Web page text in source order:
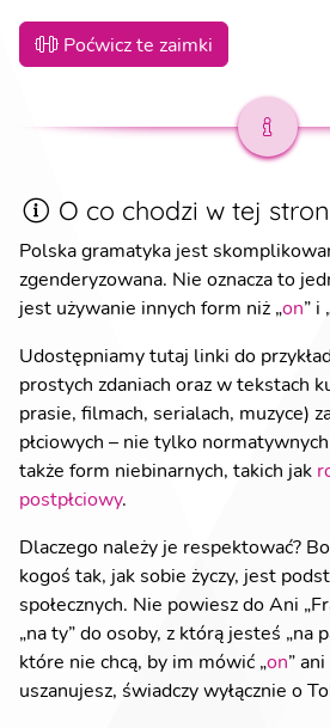
Poćwicz te zaimki
O co chodzi w tej
Polska gramatyka jest
zgenderyzowana. Nie oznacza to
jest używanie innych form niż „on” i
Udostępniamy tutaj linki do
prostych zdaniach oraz w tekstach
prasie, filmach, serialach, muzyce)
płciowych – nie tylko normatywnych
także form niebinarnych, takich jak
postpłciowy.
Dlaczego należy je respektować?
kogoś tak, jak sobie życzy, jest
społecznych. Nie powiesz do Ani
„na ty” do osoby, z którą jesteś „na
które nie chcą, by im mówić „on” ani
uszanujesz, świadczy wyłącznie o